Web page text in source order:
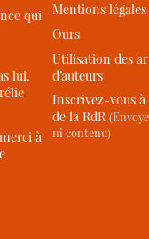
qui
lui,
à
Mentions légales
Ours
Utilisation des
d’auteurs
Inscrivez-vous
de la RdR
ni contenu)